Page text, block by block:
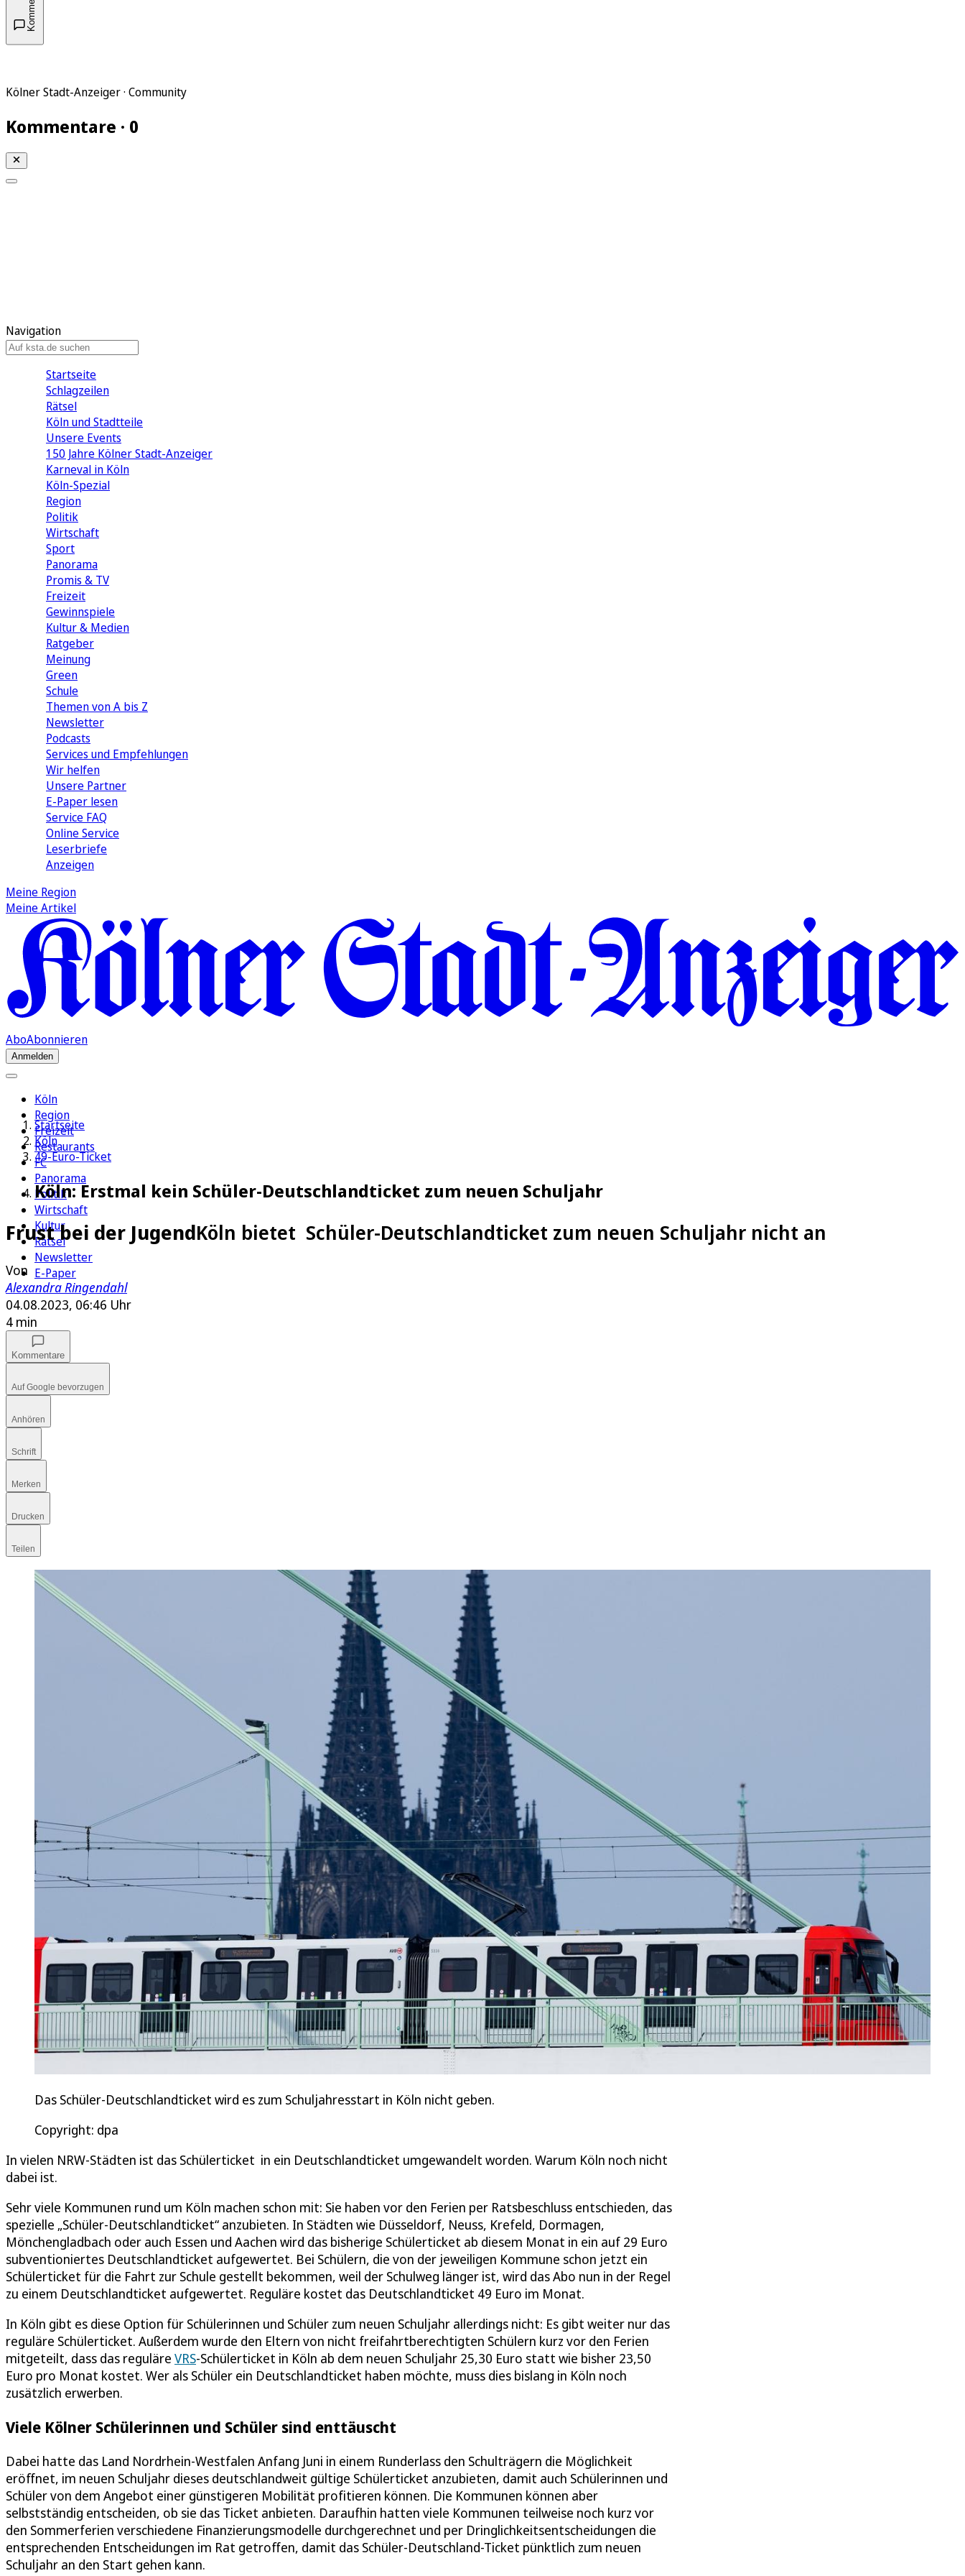
Kölner Stadt-Anzeiger · Community
Kommentare · 0
Navigation
Startseite
Schlagzeilen
Rätsel
Köln und Stadtteile
Unsere Events
150 Jahre Kölner Stadt-Anzeiger
Karneval in Köln
Köln-Spezial
Region
Politik
Wirtschaft
Sport
Panorama
Promis & TV
Freizeit
Gewinnspiele
Kultur & Medien
Ratgeber
Meinung
Green
Schule
Themen von A bis Z
Newsletter
Podcasts
Services und Empfehlungen
Wir helfen
Unsere Partner
E-Paper lesen
Service FAQ
Online Service
Leserbriefe
Anzeigen
Meine Region
Meine Artikel
AboAbonnieren
Anmelden
Köln
Region
Freizeit
Restaurants
FC
Panorama
Politik
Wirtschaft
Kultur
Rätsel
Newsletter
E-Paper
Startseite
Köln
49-Euro-Ticket
Köln: Erstmal kein Schüler-Deutschlandticket zum neuen Schuljahr
Frust bei der JugendKöln bietet Schüler-Deutschlandticket zum neuen Schuljahr nicht an
Von
Alexandra Ringendahl
04.08.2023, 06:46 Uhr
4 min
Kommentare
Auf Google bevorzugen
Anhören
Schrift
Merken
Drucken
Teilen
Das Schüler-Deutschlandticket wird es zum Schuljahresstart in Köln nicht geben.
Copyright: dpa
In vielen NRW-Städten ist das Schülerticket in ein Deutschlandticket umgewandelt worden. Warum Köln noch nicht
dabei ist.
Sehr viele Kommunen rund um Köln machen schon mit: Sie haben vor den Ferien per Ratsbeschluss entschieden, das
spezielle „Schüler-Deutschlandticket“ anzubieten. In Städten wie Düsseldorf, Neuss, Krefeld, Dormagen,
Mönchengladbach oder auch Essen und Aachen wird das bisherige Schülerticket ab diesem Monat in ein auf 29 Euro
subventioniertes Deutschlandticket aufgewertet. Bei Schülern, die von der jeweiligen Kommune schon jetzt ein
Schülerticket für die Fahrt zur Schule gestellt bekommen, weil der Schulweg länger ist, wird das Abo nun in der Regel
zu einem Deutschlandticket aufgewertet. Reguläre kostet das Deutschlandticket 49 Euro im Monat.
In Köln gibt es diese Option für Schülerinnen und Schüler zum neuen Schuljahr allerdings nicht: Es gibt weiter nur das
reguläre Schülerticket. Außerdem wurde den Eltern von nicht freifahrtberechtigten Schülern kurz vor den Ferien
mitgeteilt, dass das reguläre VRS-Schülerticket in Köln ab dem neuen Schuljahr 25,30 Euro statt wie bisher 23,50
Euro pro Monat kostet. Wer als Schüler ein Deutschlandticket haben möchte, muss dies bislang in Köln noch
zusätzlich erwerben.
Viele Kölner Schülerinnen und Schüler sind enttäuscht
Dabei hatte das Land Nordrhein-Westfalen Anfang Juni in einem Runderlass den Schulträgern die Möglichkeit
eröffnet, im neuen Schuljahr dieses deutschlandweit gültige Schülerticket anzubieten, damit auch Schülerinnen und
Schüler von dem Angebot einer günstigeren Mobilität profitieren können. Die Kommunen können aber
selbstständig entscheiden, ob sie das Ticket anbieten. Daraufhin hatten viele Kommunen teilweise noch kurz vor
den Sommerferien verschiedene Finanzierungsmodelle durchgerechnet und per Dringlichkeitsentscheidungen die
entsprechenden Entscheidungen im Rat getroffen, damit das Schüler-Deutschland-Ticket pünktlich zum neuen
Schuljahr an den Start gehen kann.